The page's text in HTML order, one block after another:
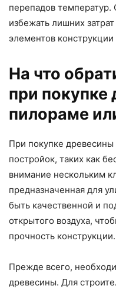
перепадов
избежать лишних
элементов
На что
при покупке
пилораме
При покупке древесины
постройок, таких как
внимание нескольким
предназначенная для
быть качественной и
открытого воздуха,
прочность конструкции.
Прежде всего,
древесины. Для